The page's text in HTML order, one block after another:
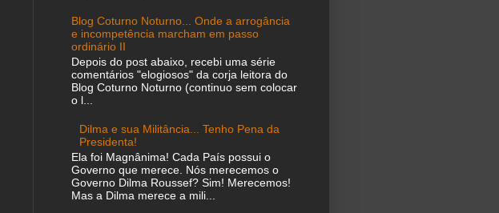
Blog Coturno Noturno... Onde a arrogância
e incompetência marcham em passo
ordinário II
Depois do post abaixo, recebi uma série
comentários "elogiosos" da corja leitora do
Blog Coturno Noturno (continuo sem colocar
o l...
Dilma e sua Militância... Tenho Pena da
Presidenta!
Ela foi Magnânima! Cada País possui o
Governo que merece. Nós merecemos o
Governo Dilma Roussef? Sim! Merecemos!
Mas a Dilma merece a mili...